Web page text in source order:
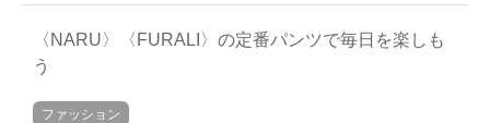
〈NARU〉〈FURALI〉の定番パンツで毎日を楽しも
う
ファッション